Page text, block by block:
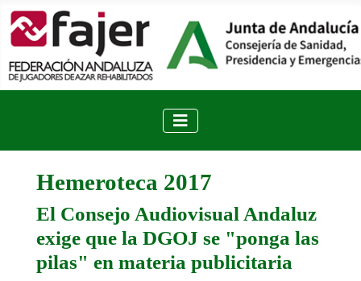
Hemeroteca 2017
El Consejo Audiovisual Andaluz
exige que la DGOJ se "ponga las
pilas" en materia publicitaria